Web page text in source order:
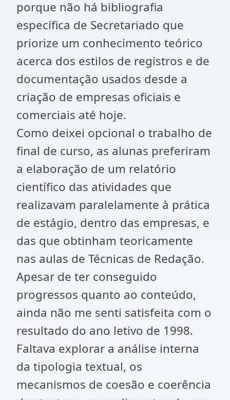
porque não há bibliografia
específica de Secretariado que
priorize um conhecimento teórico
acerca dos estilos de registros e de
documentação usados desde a
criação de empresas oficiais e
comerciais até hoje.
Como deixei opcional o trabalho de
final de curso, as alunas preferiram
a elaboração de um relatório
científico das atividades que
realizavam paralelamente à prática
de estágio, dentro das empresas, e
das que obtinham teoricamente
nas aulas de Técnicas de Redação.
Apesar de ter conseguido
progressos quanto ao conteúdo,
ainda não me senti satisfeita com o
resultado do ano letivo de 1998.
Faltava explorar a análise interna
da tipologia textual, os
mecanismos de coesão e coerência